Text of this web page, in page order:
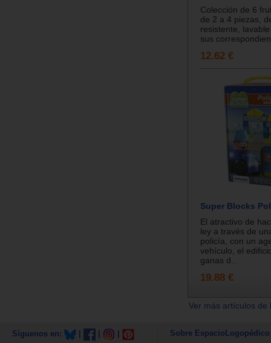
Colección de 6
de 2 a 4 piezas,
resistente,
sus
12.62 €
Super Blocks
El atractivo de
ley a través de
policía, con un
vehículo, el
ganas d...
19.88 €
Ver más artículos
Síguenos en: Sobre EspacioLogopédico